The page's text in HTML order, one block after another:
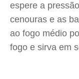
espere a
cenouras e as
ao fogo médio
fogo e sirva em